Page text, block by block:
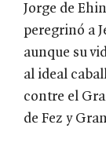
Jorge de
peregrinó a
aunque su
al ideal
contre el
de Fez y